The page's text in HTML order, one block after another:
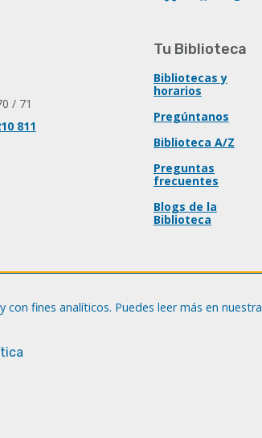
/ 71
811
Tu Biblioteca
Bibliotecas y
horarios
Pregúntanos
Biblioteca A/Z
Preguntas
frecuentes
Blogs de la
Biblioteca
fines analíticos. Puedes leer más en nuestra